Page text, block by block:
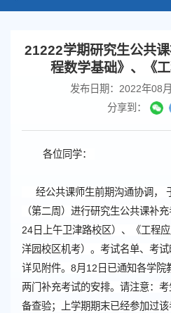
21222学期研究生公共
程数学基础》、《工
发布日期：2022年08
分享到：
各位同学：
经公共课师生前期沟通协调，
（第二周）进行研究生公共课补
24日上午卫津路校区）、《工程
洋园校区机考）。 考试名单、考
详见附件。8月12日已通知各学院
两门补充考试的安排。请注意：
备查验；上学期期末已经参加过该